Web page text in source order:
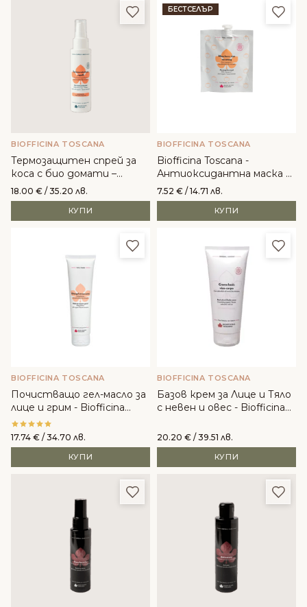
Добави в любими
BIOFFICINA TOSCANA
Термозащитен спрей за
коса с био домати –
Biofficina Toscana
18.00 € / 35.20 лв.
КУПИ
БЕСТСЕЛЪР
BIOFFICINA TOSCANA
Biofficina Toscana -
Антиоксидантна маска за
лице
7.52 € / 14.71 лв.
КУПИ
Добави в любими
BIOFFICINA TOSCANA
Почистващо гел-масло за
лице и грим - Biofficina
Toscana
17.74 € / 34.70 лв.
КУПИ
BIOFFICINA TOSCANA
Базов крем за Лице и Тяло
с невен и овес - Biofficina
20.20 € / 39.51 лв.
КУПИ
Добави в любими